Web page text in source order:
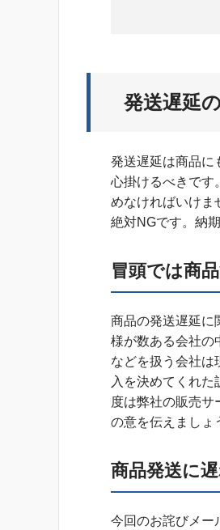
発送遅延
発送遅延は商品に
心掛けるべきです
めなければいけま
絶対NGです。納
冒頭では商
商品の発送遅延に
様が数ある会社の
などを扱う会社は
入を決めてくれ
度は弊社の販売
の意を伝えましょ
商品発送に
今回のお詫びメー